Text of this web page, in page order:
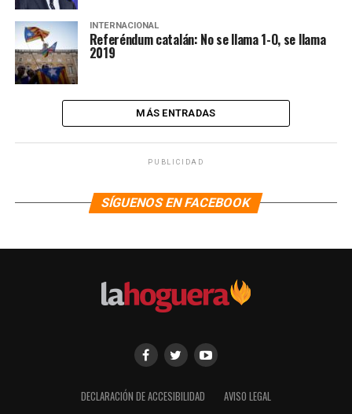
INTERNACIONAL
Referéndum catalán: No se llama 1-O, se llama
2019
MÁS ENTRADAS
PUBLICIDAD
SÍGUENOS EN FACEBOOK
DECLARACIÓN DE ACCESIBILIDAD AVISO LEGAL